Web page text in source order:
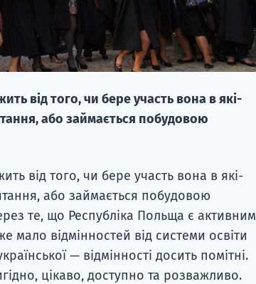
від того, чи бере участь вона в які-
або займається побудовою
від того, чи бере участь вона в які-
або займається побудовою
те, що Республіка Польща є активним
мало відмінностей від системи освіти
— відмінності досить помітні.
цікаво, доступно та розважливо.